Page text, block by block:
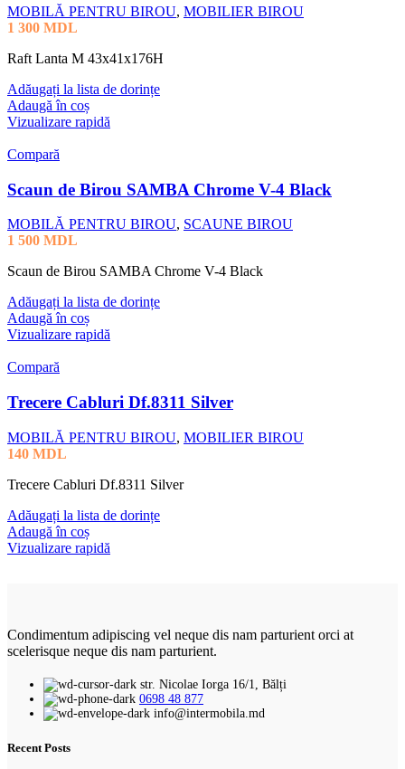
MOBILĂ PENTRU BIROU, MOBILIER BIROU
1 300 MDL
Raft Lanta M 43x41x176H
Adăugați la lista de dorințe
Adaugă în coș
Vizualizare rapidă
Compară
Scaun de Birou SAMBA Chrome V-4 Black
MOBILĂ PENTRU BIROU, SCAUNE BIROU
1 500 MDL
Scaun de Birou SAMBA Chrome V-4 Black
Adăugați la lista de dorințe
Adaugă în coș
Vizualizare rapidă
Compară
Trecere Cabluri Df.8311 Silver
MOBILĂ PENTRU BIROU, MOBILIER BIROU
140 MDL
Trecere Cabluri Df.8311 Silver
Adăugați la lista de dorințe
Adaugă în coș
Vizualizare rapidă
Condimentum adipiscing vel neque dis nam parturient orci at
scelerisque neque dis nam parturient.
str. Nicolae Iorga 16/1, Bălți
0698 48 877
info@intermobila.md
Recent Posts